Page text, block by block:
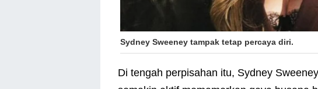
Sydney Sweeney tampak tetap percaya diri.
Di tengah perpisahan itu, Sydney